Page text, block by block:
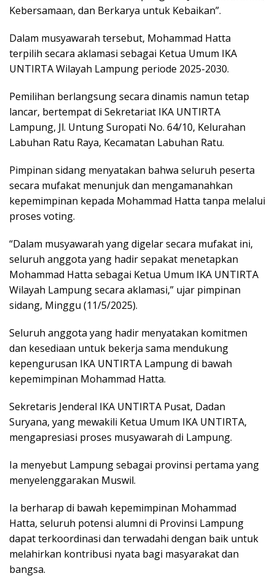
Kebersamaan, dan Berkarya untuk Kebaikan”.
Dalam musyawarah tersebut, Mohammad Hatta
terpilih secara aklamasi sebagai Ketua Umum IKA
UNTIRTA Wilayah Lampung periode 2025-2030.
Pemilihan berlangsung secara dinamis namun tetap
lancar, bertempat di Sekretariat IKA UNTIRTA
Lampung, Jl. Untung Suropati No. 64/10, Kelurahan
Labuhan Ratu Raya, Kecamatan Labuhan Ratu.
Pimpinan sidang menyatakan bahwa seluruh peserta
secara mufakat menunjuk dan mengamanahkan
kepemimpinan kepada Mohammad Hatta tanpa melalui
proses voting.
“Dalam musyawarah yang digelar secara mufakat ini,
seluruh anggota yang hadir sepakat menetapkan
Mohammad Hatta sebagai Ketua Umum IKA UNTIRTA
Wilayah Lampung secara aklamasi,” ujar pimpinan
sidang, Minggu (11/5/2025).
Seluruh anggota yang hadir menyatakan komitmen
dan kesediaan untuk bekerja sama mendukung
kepengurusan IKA UNTIRTA Lampung di bawah
kepemimpinan Mohammad Hatta.
Sekretaris Jenderal IKA UNTIRTA Pusat, Dadan
Suryana, yang mewakili Ketua Umum IKA UNTIRTA,
mengapresiasi proses musyawarah di Lampung.
Ia menyebut Lampung sebagai provinsi pertama yang
menyelenggarakan Muswil.
Ia berharap di bawah kepemimpinan Mohammad
Hatta, seluruh potensi alumni di Provinsi Lampung
dapat terkoordinasi dan terwadahi dengan baik untuk
melahirkan kontribusi nyata bagi masyarakat dan
bangsa.